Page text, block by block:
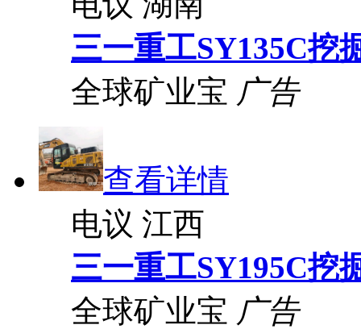
三一重工SY135C挖
全球矿业宝 广告
查看详情
电议 江西
三一重工SY195C挖
全球矿业宝 广告